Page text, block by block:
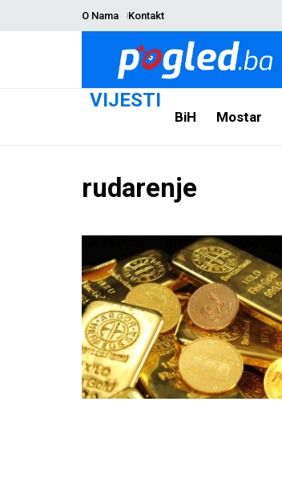
O Nama Kontakt
VIJESTI
BiH Mostar
rudarenje